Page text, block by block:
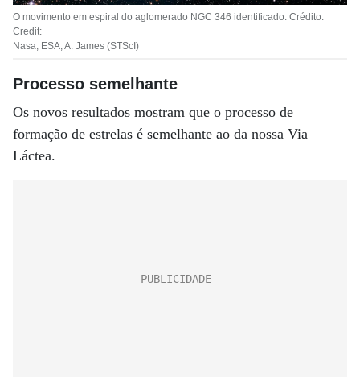
O movimento em espiral do aglomerado NGC 346 identificado. Crédito:
Credit:
Nasa, ESA, A. James (STScI)
Processo semelhante
Os novos resultados mostram que o processo de
formação de estrelas é semelhante ao da nossa Via
Láctea.